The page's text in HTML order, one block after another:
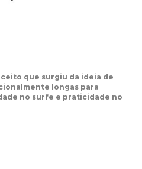
que surgiu da ideia de
longas para
no surfe e praticidade no